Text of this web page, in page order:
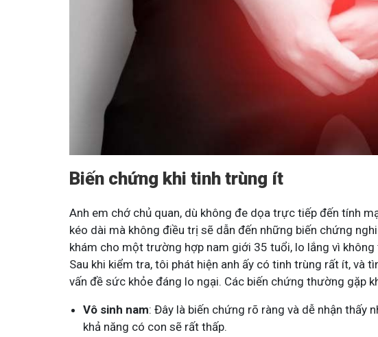
Biến chứng khi tinh trùng ít
Anh em chớ chủ quan, dù không đe dọa trực tiếp đến tính
kéo dài mà không điều trị sẽ dẫn đến những biến chứng
khám cho một trường hợp nam giới 35 tuổi, lo lắng vì
Sau khi kiểm tra, tôi phát hiện anh ấy có tinh trùng rất ít, và
vấn đề sức khỏe đáng lo ngại. Các biến chứng thường gặp
Vô sinh nam: Đây là biến chứng rõ ràng và dễ nhận thấy
khả năng có con sẽ rất thấp.